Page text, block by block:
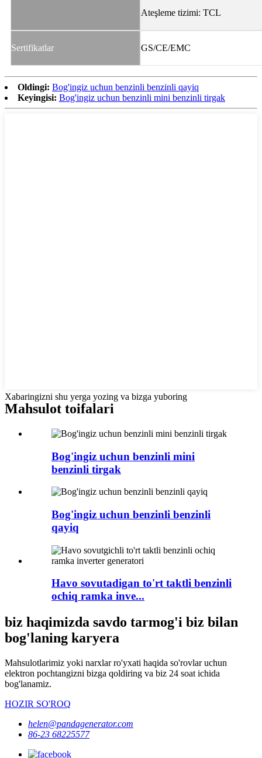
Ateşleme tizimi: TCL
Sertifikatlar GS/CE/EMC
Oldingi: Bog'ingiz uchun benzinli benzinli qayiq
Keyingisi: Bog'ingiz uchun benzinli mini benzinli tirgak
Xabaringizni shu yerga yozing va bizga yuboring
Mahsulot toifalari
Bog'ingiz uchun benzinli mini
benzinli tirgak
Bog'ingiz uchun benzinli benzinli
qayiq
Havo sovutadigan to'rt taktli benzinli
ochiq ramka inve...
biz haqimizda savdo tarmog'i biz bilan
bog'laning karyera
Mahsulotlarimiz yoki narxlar ro'yxati haqida so'rovlar uchun
elektron pochtangizni bizga qoldiring va biz 24 soat ichida
bog'lanamiz.
HOZIR SO'ROQ
helen@pandagenerator.com
86-23 68225577